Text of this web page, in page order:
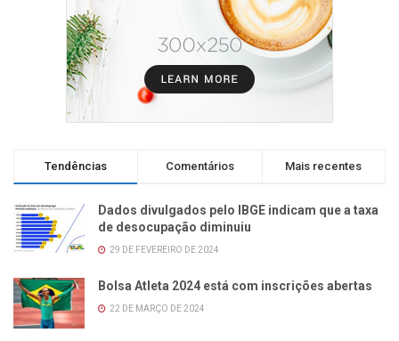
Tendências Comentários Mais recentes
Dados divulgados pelo IBGE indicam que a taxa
de desocupação diminuiu
29 DE FEVEREIRO DE 2024
Bolsa Atleta 2024 está com inscrições abertas
22 DE MARÇO DE 2024